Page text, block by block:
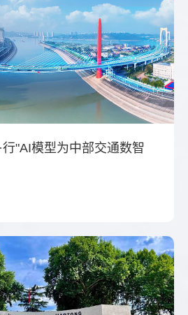
行"AI模型为中部交通数智